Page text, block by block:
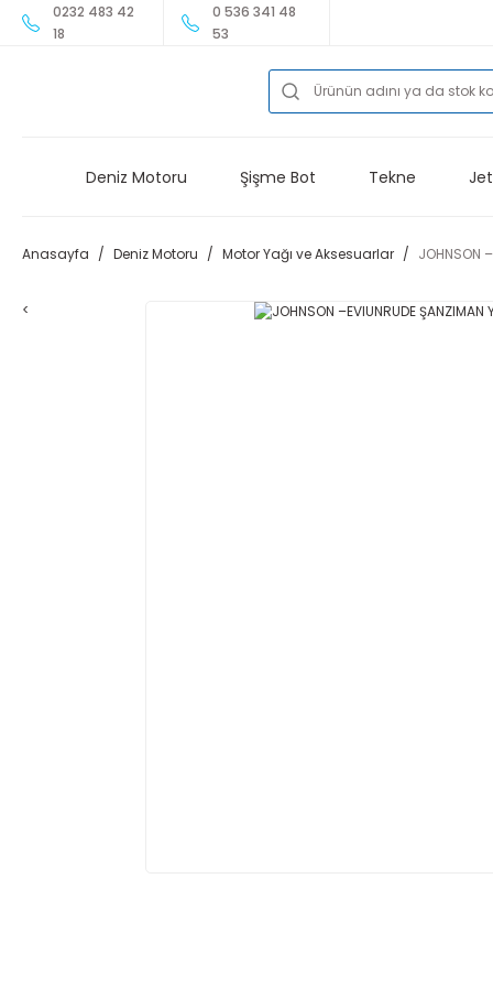
0232 483 42
18
0 536 341 48
53
Deniz Motoru Şişme Bot Tekne
Anasayfa Deniz Motoru Motor Yağı ve Aksesuarlar JOHNSON
<